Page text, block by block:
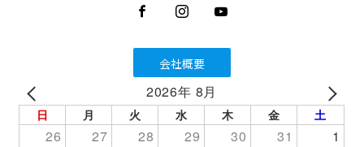
会社概要
2026年 8月
日 月 火 水 木 金 土
26 27 28 29 30 31 1